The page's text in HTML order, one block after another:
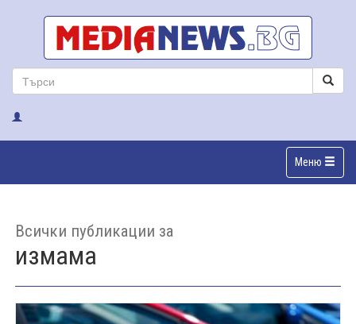
Меню
Всички публикации за
измама